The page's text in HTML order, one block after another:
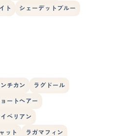
ト シェーデットブルー
チカン ラグドール
ートヘアー
ベリアン
ット ラガマフィン